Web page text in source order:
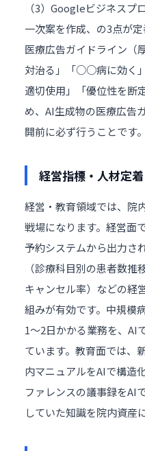
（3）Googleビジネスプ
一次案を作成、の3点が定
医療広告ガイドライン（
対治る」「○○病に効く
適切使用」「優位性を断
め、AI生成物の医療広告
開前に必ず行うことです。
経営指標・人材定
経営・教育領域では、院
戦場になります。経営面
予約システムから出力さ
（診療科目別の患者数
キャンセル率）などの経
組みが有効です。中規模
1〜2日かかる業務を、AI
ています。教育面では、
内マニュアルをAIで構造
ファレンスの議事録をAI
していた知識を院内資産